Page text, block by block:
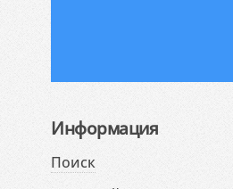
Информация
Поиск